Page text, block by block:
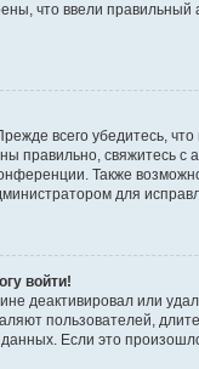
что ввели правильный
всего убедитесь,
правильно, свяжитесь с
Также
для
войти!
деактивировал или
пользователей,
Если это